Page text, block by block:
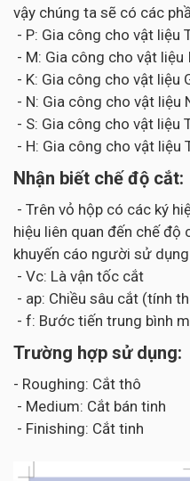
vậy chúng ta sẽ có các
- P: Gia công cho vật liệu
- M: Gia công cho vật liệu
- K: Gia công cho vật liệu
- N: Gia công cho vật liệu
- S: Gia công cho vật liệu
- H: Gia công cho vật liệu
Nhận biết chế độ cắt:
- Trên vỏ hộp có các ký
hiệu liên quan đến chế độ
khuyến cáo người sử
- Vc: Là vận tốc cắt
- ap: Chiều sâu cắt (tính
- f: Bước tiến trung bình
Trường hợp sử dụng:
- Roughing: Cắt thô
- Medium: Cắt bán tinh
- Finishing: Cắt tinh